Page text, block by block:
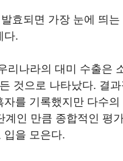
효되면 가장 눈에 띄는
다.
리나라의 대미 수출은
것으로 나타났다. 결과
자를 기록했지만 다수의
계인 만큼 종합적인 평
입을 모은다.